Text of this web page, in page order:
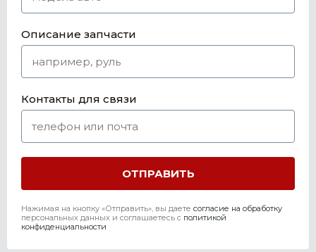
Описание запчасти
Контакты для связи
Нажимая на кнопку «Отправить», вы даете согласие на обработку
персональных данных и соглашаетесь c политикой
конфиденциальности